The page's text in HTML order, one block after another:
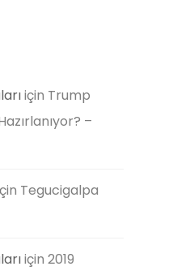
için Trump
–
Tegucigalpa
için 2019